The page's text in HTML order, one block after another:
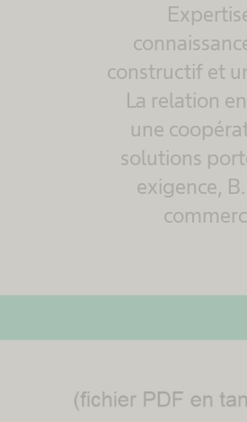
constructif et
La relation
une
solutions
exigence,